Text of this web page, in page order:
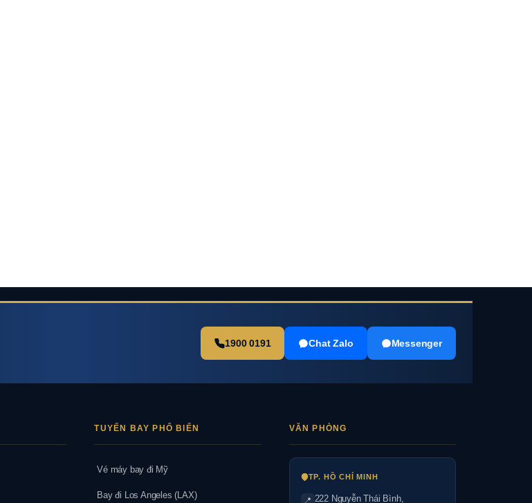
1900 0191 Chat Zalo Messenger
TUYẾN BAY PHỔ BIẾN
Vé máy bay đi Mỹ
Bay đi Los Angeles (LAX)
VĂN PHÒNG
TP. HỒ CHÍ MINH
📍 222 Nguyễn Thái Bình,